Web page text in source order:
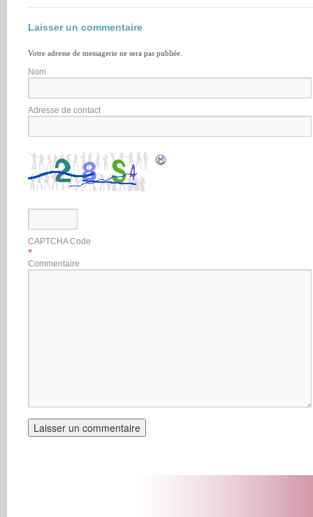
Laisser un commentaire
Votre adresse de messagerie ne sera pas publiée.
Nom
Adresse de contact
CAPTCHA Code
*
Commentaire